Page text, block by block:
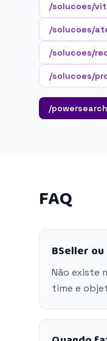
/solucoes/
/solucoes/
/solucoes/
/solucoes/
/powersearch
FAQ
BSeller
Não existe
time e